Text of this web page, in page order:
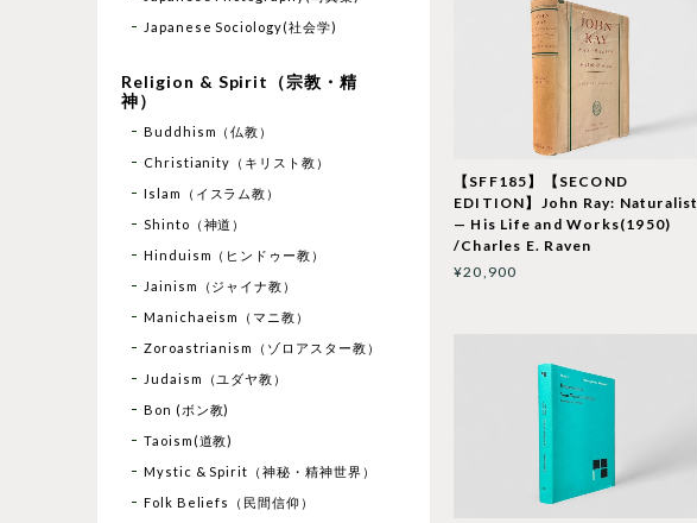
【SFF185】【SECOND
EDITION】John Ray: Naturalist
— His Life and Works(1950)
/Charles E. Raven
¥20,900
Japanese Sociology(社会学)
Religion & Spirit（宗教・精
神）
Buddhism（仏教）
Christianity（キリスト教）
Islam（イスラム教）
Shinto（神道）
Hinduism（ヒンドゥー教）
Jainism（ジャイナ教）
Manichaeism（マニ教）
Zoroastrianism（ゾロアスター教）
Judaism（ユダヤ教）
Bon (ボン教)
Taoism(道教)
Mystic & Spirit（神秘・精神世界）
Folk Beliefs（民間信仰）